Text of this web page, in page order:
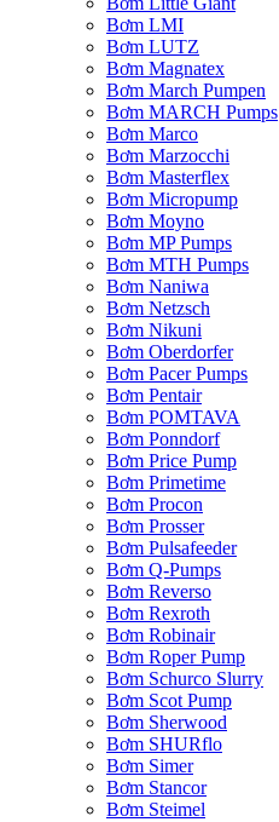
Bơm LMI
Bơm LUTZ
Bơm Magnatex
Bơm March Pumpen
Bơm MARCH Pumps
Bơm Marco
Bơm Marzocchi
Bơm Masterflex
Bơm Micropump
Bơm Moyno
Bơm MP Pumps
Bơm MTH Pumps
Bơm Naniwa
Bơm Netzsch
Bơm Nikuni
Bơm Oberdorfer
Bơm Pacer Pumps
Bơm Pentair
Bơm POMTAVA
Bơm Ponndorf
Bơm Price Pump
Bơm Primetime
Bơm Procon
Bơm Prosser
Bơm Pulsafeeder
Bơm Q-Pumps
Bơm Reverso
Bơm Rexroth
Bơm Robinair
Bơm Roper Pump
Bơm Schurco Slurry
Bơm Scot Pump
Bơm Sherwood
Bơm SHURflo
Bơm Simer
Bơm Stancor
Bơm Steimel